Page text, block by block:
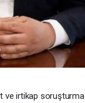
ve irtikap